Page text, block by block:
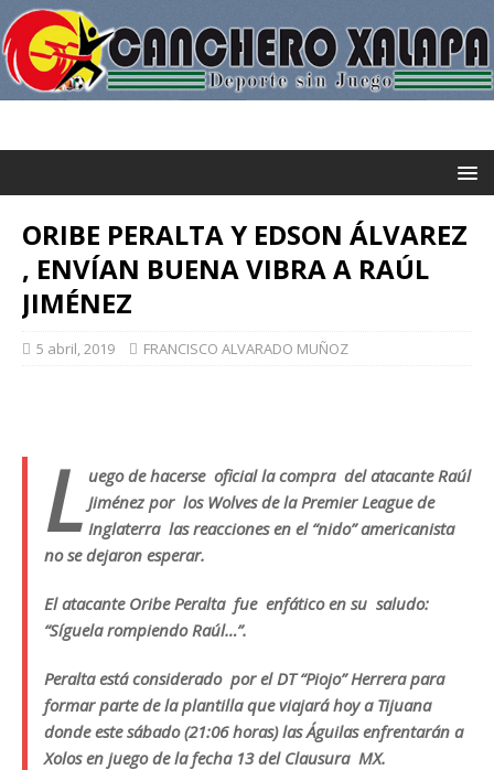
ORIBE PERALTA Y EDSON ÁLVAREZ
, ENVÍAN BUENA VIBRA A RAÚL
JIMÉNEZ
5 abril, 2019 FRANCISCO ALVARADO MUÑOZ
L uego de hacerse oficial la compra del atacante Raúl
Jiménez por los Wolves de la Premier League de
Inglaterra las reacciones en el “nido” americanista
no se dejaron esperar.
El atacante Oribe Peralta fue enfático en su saludo:
“Síguela rompiendo Raúl…”.
Peralta está considerado por el DT “Piojo” Herrera para
formar parte de la plantilla que viajará hoy a Tijuana
donde este sábado (21:06 horas) las Águilas enfrentarán a
Xolos en juego de la fecha 13 del Clausura MX.